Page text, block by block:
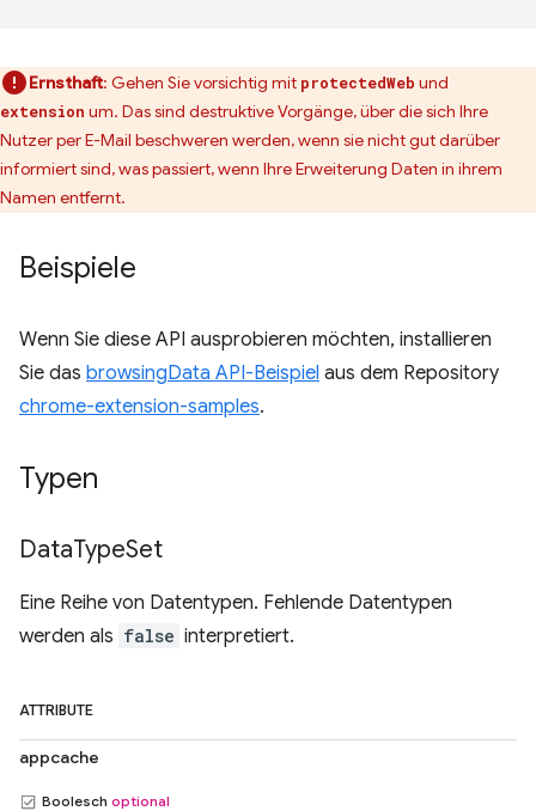
Ernsthaft: Gehen Sie vorsichtig mit protectedWeb und
extension um. Das sind destruktive Vorgänge, über die sich Ihre
Nutzer per E-Mail beschweren werden, wenn sie nicht gut darüber
informiert sind, was passiert, wenn Ihre Erweiterung Daten in ihrem
Namen entfernt.
Beispiele
Wenn Sie diese API ausprobieren möchten, installieren
Sie das browsingData API-Beispiel aus dem Repository
chrome-extension-samples.
Typen
DataTypeSet
Eine Reihe von Datentypen. Fehlende Datentypen
werden als false interpretiert.
ATTRIBUTE
appcache
Boolesch optional